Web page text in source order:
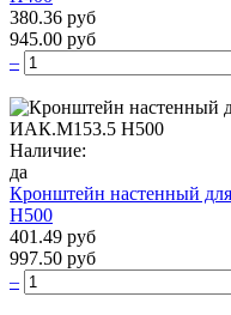
380.36 руб
945.00 руб
–
Наличие:
да
Кронштейн настенный
Н500
401.49 руб
997.50 руб
–